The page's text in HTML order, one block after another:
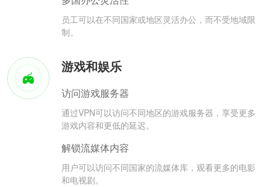
员工可以在不同国家或地区灵活办公，而不受地域限
制。
游戏和娱乐
访问游戏服务器
通过VPN可以访问不同地区的游戏服务器，享受更多
游戏内容和更低的延迟。
解锁流媒体内容
用户可以访问不同国家的流媒体库，观看更多的电影
和电视剧。